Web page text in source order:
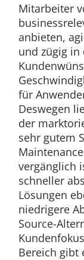
Mitarbeiter
anbieten,
und zügig in
für
Deswegen
der
sehr gutem
vergänglich
schneller
Lösungen
niedrigere
Source-
Bereich gibt